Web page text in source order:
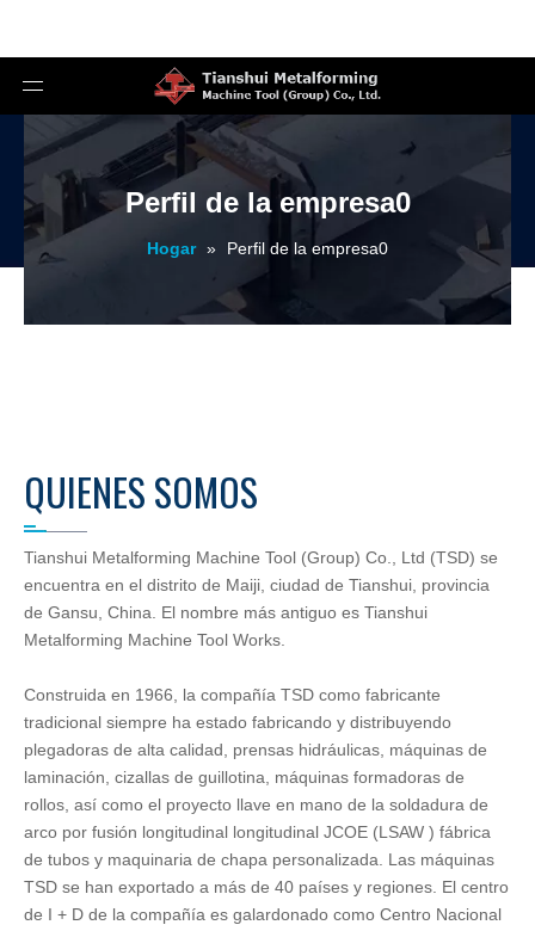
Perfil de la empresa0
Hogar » Perfil de la empresa0
QUIENES SOMOS
Tianshui Metalforming Machine Tool (Group) Co., Ltd (TSD) se
encuentra en el distrito de Maiji, ciudad de Tianshui, provincia
de Gansu, China. El nombre más antiguo es Tianshui
Metalforming Machine Tool Works.
Construida en 1966, la compañía TSD como fabricante
tradicional siempre ha estado fabricando y distribuyendo
plegadoras de alta calidad, prensas hidráulicas, máquinas de
laminación, cizallas de guillotina, máquinas formadoras de
rollos, así como el proyecto llave en mano de la soldadura de
arco por fusión longitudinal longitudinal JCOE (LSAW ) fábrica
de tubos y maquinaria de chapa personalizada. Las máquinas
TSD se han exportado a más de 40 países y regiones. El centro
de I + D de la compañía es galardonado como Centro Nacional